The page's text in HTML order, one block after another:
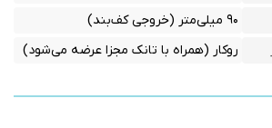
۹۰ میلی‌متر (خروجی کف‌بند)
روکار (همراه با تانک مجزا عرضه می‌شود)